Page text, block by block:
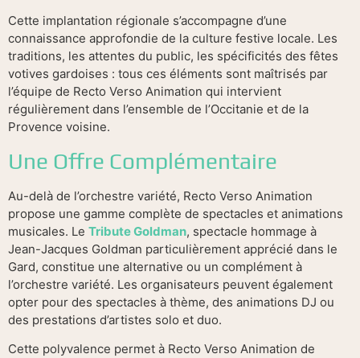
Cette implantation régionale s’accompagne d’une
connaissance approfondie de la culture festive locale. Les
traditions, les attentes du public, les spécificités des fêtes
votives gardoises : tous ces éléments sont maîtrisés par
l’équipe de Recto Verso Animation qui intervient
régulièrement dans l’ensemble de l’Occitanie et de la
Provence voisine.
Une Offre Complémentaire
Au-delà de l’orchestre variété, Recto Verso Animation
propose une gamme complète de spectacles et animations
musicales. Le Tribute Goldman, spectacle hommage à
Jean-Jacques Goldman particulièrement apprécié dans le
Gard, constitue une alternative ou un complément à
l’orchestre variété. Les organisateurs peuvent également
opter pour des spectacles à thème, des animations DJ ou
des prestations d’artistes solo et duo.
Cette polyvalence permet à Recto Verso Animation de